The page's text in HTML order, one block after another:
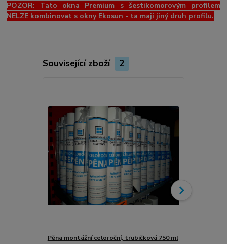
POZOR: Tato okna Premium s šestikomorovým profilem
NELZE kombinovat s okny Ekosun - ta mají jiný druh profilu.
Související zboží 2
Pěna montážní celoroční, trubičková 750 ml